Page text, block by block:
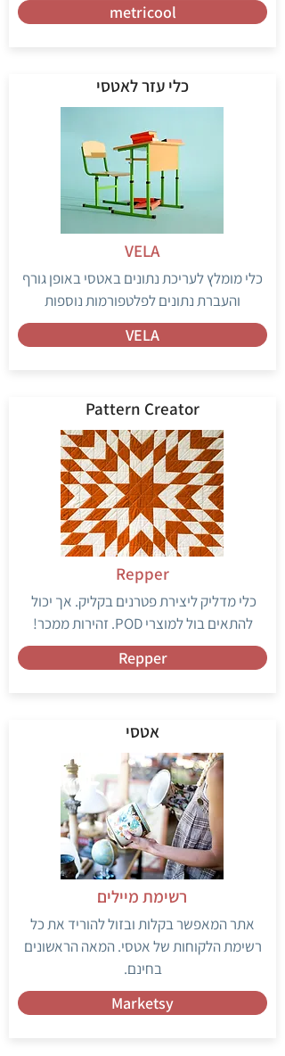
metricool
כלי עזר לאטסי
כלי מומלץ לעריכת נתונים באטסי באופן גורף
והעברת נתונים לפלטפורמות נוספות
VELA
VELA
Pattern Creator
כלי מדליק ליצירת פטרנים בקליק. אך יכול
להתאים בול למוצרי POD. זהירות ממכר!
Repper
Repper
אטסי
אתר המאפשר בקלות ובזול להוריד את כל
רשימת הלקוחות של אטסי. המאה הראשונים
בחינם.
Marketsy
רשימת מיילים